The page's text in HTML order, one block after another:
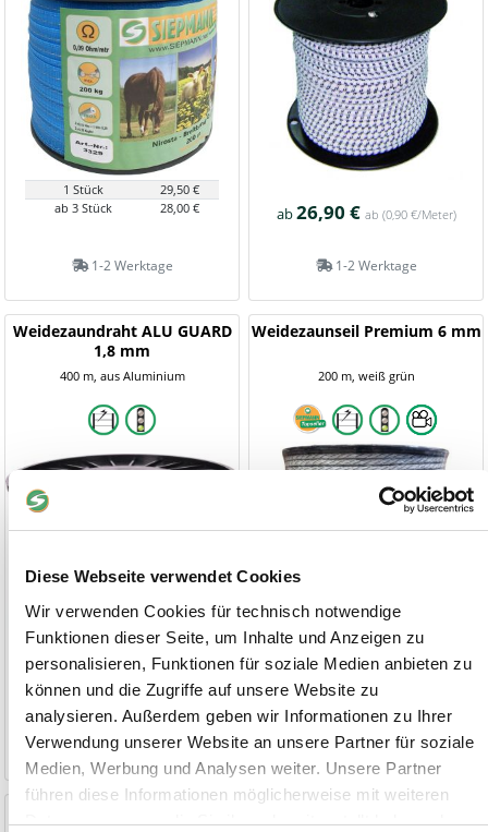
Diese Webseite verwendet Cookies
Wir verwenden Cookies für technisch notwendige
Funktionen dieser Seite, um Inhalte und Anzeigen zu
personalisieren, Funktionen für soziale Medien anbieten zu
können und die Zugriffe auf unsere Website zu
analysieren. Außerdem geben wir Informationen zu Ihrer
Verwendung unserer Website an unsere Partner für soziale
Medien, Werbung und Analysen weiter. Unsere Partner
führen diese Informationen möglicherweise mit weiteren
Daten zusammen, die Sie ihnen bereitgestellt haben oder
1 Stück
29,50 €
ab 3 Stück
28,00 €
1-2 Werktage
ab26,90 € ab (0,90 €/Meter)
1-2 Werktage
Weidezaundraht ALU GUARD
1,8 mm
400 m, aus Aluminium
1 Stück
34,90 €
ab 3 Stück
32,95 €
1-2 Werktage
Weidezaunseil Premium 6 mm
200 m, weiß grün
1 Stück
49,90 €
ab 3 Stück
1-2 Werktage
Weidezaunband Ben 20 mm